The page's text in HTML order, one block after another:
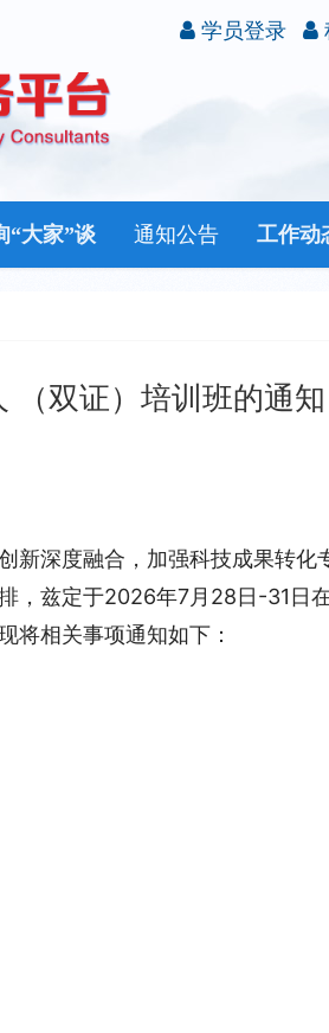
学员登录
“大家”谈 通知公告 工作动
（双证）培训班的通知
新深度融合，加强科技成果转化
，兹定于2026年7月28日-31日
将相关事项通知如下：